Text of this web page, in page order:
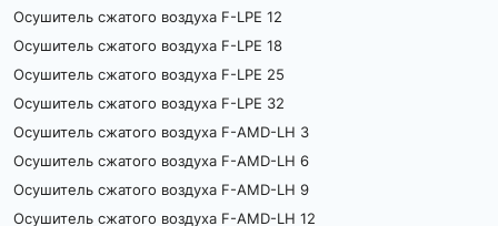
Осушитель сжатого воздуха F-LPE 12
Осушитель сжатого воздуха F-LPE 18
Осушитель сжатого воздуха F-LPE 25
Осушитель сжатого воздуха F-LPE 32
Осушитель сжатого воздуха F-AMD-LH 3
Осушитель сжатого воздуха F-AMD-LH 6
Осушитель сжатого воздуха F-AMD-LH 9
Осушитель сжатого воздуха F-AMD-LH 12